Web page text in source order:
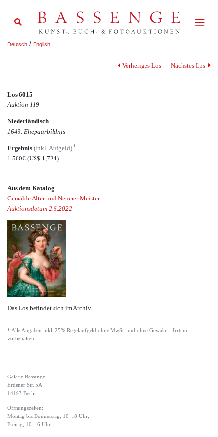
Deutsch / English
Vorheriges Los Nächstes Los
Los 6015
Auktion 119
Niederländisch
1643. Ehepaarbildnis
Ergebnis (inkl. Aufgeld) *
1.500€ (US$ 1,724)
Aus dem Katalog
Gemälde Alter und Neuerer Meister
Auktionsdatum 2.6.2022
Das Los befindet sich im Archiv.
* Alle Angaben inkl. 25% Regelaufgeld ohne MwSt. und ohne Gewähr – Irrtum
vorbehalten.
Galerie Bassenge
Erdener Str. 5A
14193 Berlin
Öffnungszeiten:
Montag bis Donnerstag, 10–18 Uhr,
Freitag, 10–16 Uhr